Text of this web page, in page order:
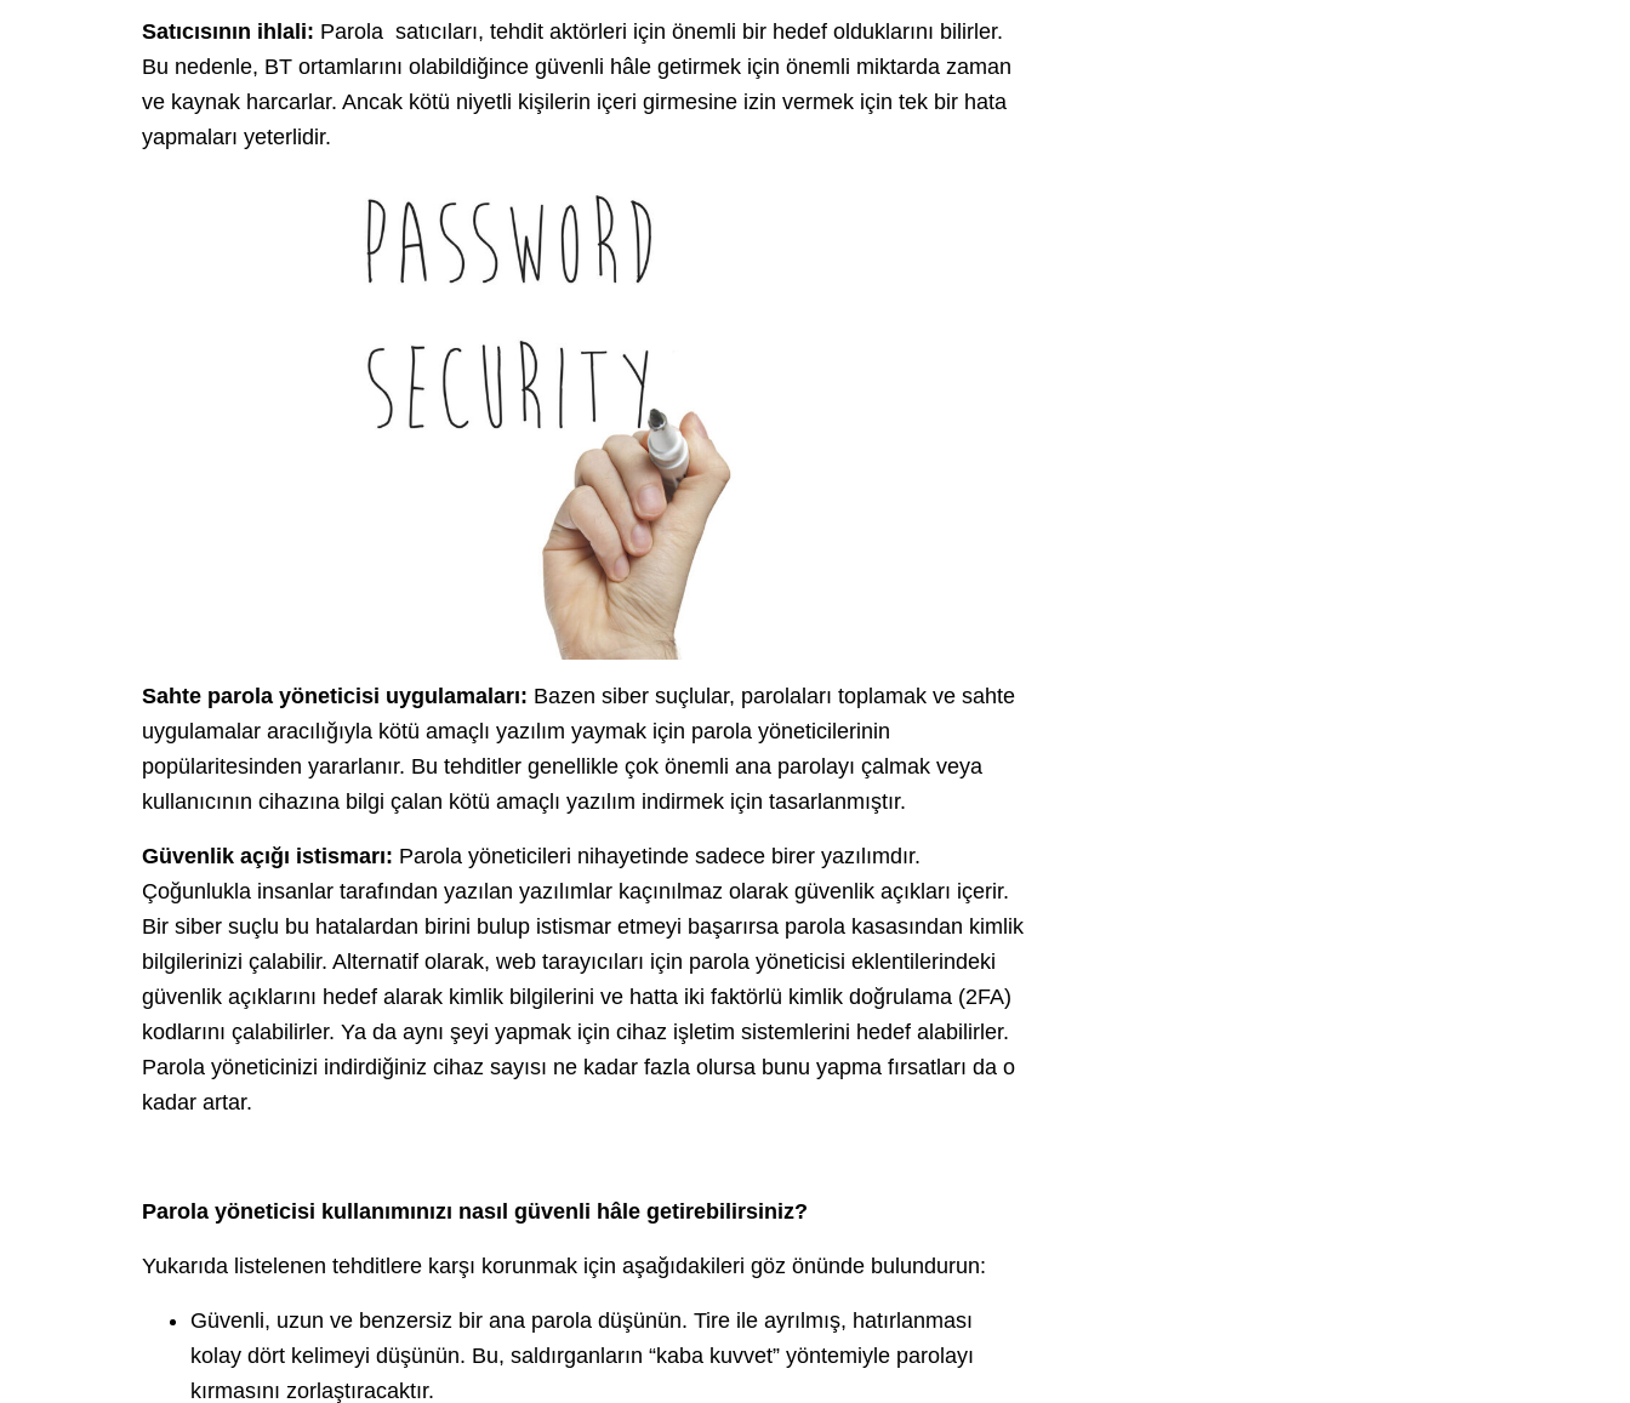
Satıcısının ihlali: Parola satıcıları, tehdit aktörleri için önemli bir hedef olduklarını bilirler.
Bu nedenle, BT ortamlarını olabildiğince güvenli hâle getirmek için önemli miktarda zaman
ve kaynak harcarlar. Ancak kötü niyetli kişilerin içeri girmesine izin vermek için tek bir hata
yapmaları yeterlidir.
Sahte parola yöneticisi uygulamaları: Bazen siber suçlular, parolaları toplamak ve sahte
uygulamalar aracılığıyla kötü amaçlı yazılım yaymak için parola yöneticilerinin
popülaritesinden yararlanır. Bu tehditler genellikle çok önemli ana parolayı çalmak veya
kullanıcının cihazına bilgi çalan kötü amaçlı yazılım indirmek için tasarlanmıştır.
Güvenlik açığı istismarı: Parola yöneticileri nihayetinde sadece birer yazılımdır.
Çoğunlukla insanlar tarafından yazılan yazılımlar kaçınılmaz olarak güvenlik açıkları içerir.
Bir siber suçlu bu hatalardan birini bulup istismar etmeyi başarırsa parola kasasından kimlik
bilgilerinizi çalabilir. Alternatif olarak, web tarayıcıları için parola yöneticisi eklentilerindeki
güvenlik açıklarını hedef alarak kimlik bilgilerini ve hatta iki faktörlü kimlik doğrulama (2FA)
kodlarını çalabilirler. Ya da aynı şeyi yapmak için cihaz işletim sistemlerini hedef alabilirler.
Parola yöneticinizi indirdiğiniz cihaz sayısı ne kadar fazla olursa bunu yapma fırsatları da o
kadar artar.
Parola yöneticisi kullanımınızı nasıl güvenli hâle getirebilirsiniz?
Yukarıda listelenen tehditlere karşı korunmak için aşağıdakileri göz önünde bulundurun:
Güvenli, uzun ve benzersiz bir ana parola düşünün. Tire ile ayrılmış, hatırlanması
kolay dört kelimeyi düşünün. Bu, saldırganların “kaba kuvvet” yöntemiyle parolayı
kırmasını zorlaştıracaktır.